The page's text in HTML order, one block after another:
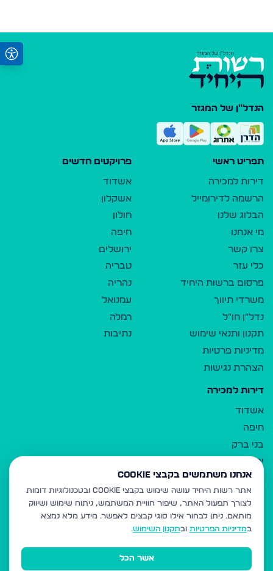
הנדל"ן של המגזר
תפריט ראשי
דירות למכירה
הרשמה לדירומייל
הבלוג שלנו
מי אנחנו
צרו קשר
כלי עזר
פרסום ברשות היחיד
משרדי תיווך
נדל"ן חו"ל
תקנון ותנאי שימוש
מדיניות פרטיות
הצהרת נגישות
פרויקטים חדשים
אשדוד
אשקלון
חולון
חיפה
ירושלים
טבריה
נהריה
עמנואל
רמלה
נתיבות
דירות למכירה
אשדוד
חיפה
בני ברק
ירושלים
אלעד
גבעת זאב
בית שמש
רכסים
מודיעין עילית
אנחנו משתמשים בקבצי Cookie
אתר רשות היחיד עושה שימוש בקבצי Cookie ובטכנולוגיות דומות
לצורך תפעול האתר, שיפור חוויית המשתמש, ניתוח שימוש ושיווק
מותאם. ניתן לבחור אילו סוגי קבצים לאפשר. מידע מלא נמצא
במדיניות הפרטיות ובתקנון השימוש.
אשר הכל